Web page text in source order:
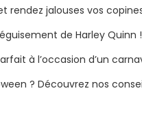
rendez jalouses vos
de Harley
à l’occasion d’un
? Découvrez nos